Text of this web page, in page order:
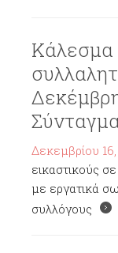
Κάλεσμα
Δεκεμβρίου
εικαστικούς
με εργατικά
συλλόγους